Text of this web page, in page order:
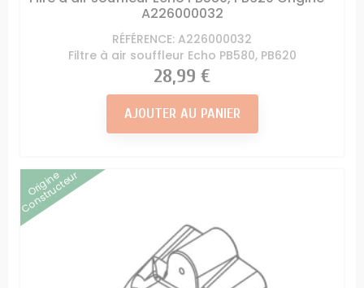
A226000032
RÉFÉRENCE: A226000032
Filtre à air souffleur Echo PB580, PB620
Prix
28,99 €
AJOUTER AU PANIER
Origine
Constructeur